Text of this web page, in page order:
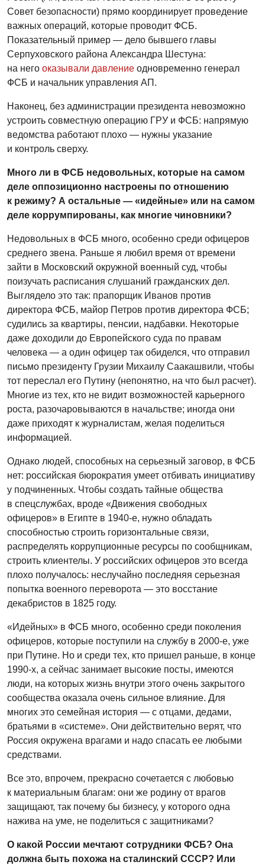
Совет безопасности) прямо координирует проведение
важных операций, которые проводит ФСБ.
Показательный пример — дело бывшего главы
Серпуховского района Александра Шестуна:
на него оказывали давление одновременно генерал
ФСБ и начальник управления АП.
Наконец, без администрации президента невозможно
устроить совместную операцию ГРУ и ФСБ: напрямую
ведомства работают плохо — нужны указание
и контроль сверху.
Много ли в ФСБ недовольных, которые на самом
деле оппозиционно настроены по отношению
к режиму? А остальные — «идейные» или на самом
деле коррумпированы, как многие чиновники?
Недовольных в ФСБ много, особенно среди офицеров
среднего звена. Раньше я любил время от времени
зайти в Московский окружной военный суд, чтобы
поизучать расписания слушаний гражданских дел.
Выглядело это так: прапорщик Иванов против
директора ФСБ, майор Петров против директора ФСБ;
судились за квартиры, пенсии, надбавки. Некоторые
даже доходили до Европейского суда по правам
человека — а один офицер так обиделся, что отправил
письмо президенту Грузии Михаилу Саакашвили, чтобы
тот переслал его Путину (непонятно, на что был расчет).
Многие из тех, кто не видит возможностей карьерного
роста, разочаровываются в начальстве; иногда они
даже приходят к журналистам, желая поделиться
информацией.
Однако людей, способных на серьезный заговор, в ФСБ
нет: российская бюрократия умеет отбивать инициативу
у подчиненных. Чтобы создать тайные общества
в спецслужбах, вроде «Движения свободных
офицеров» в Египте в 1940-е, нужно обладать
способностью строить горизонтальные связи,
распределять коррупционные ресурсы по сообщникам,
строить клиентелы. У российских офицеров это всегда
плохо получалось: неслучайно последняя серьезная
попытка военного переворота — это восстание
декабристов в 1825 году.
«Идейных» в ФСБ много, особенно среди поколения
офицеров, которые поступили на службу в 2000-е, уже
при Путине. Но и среди тех, кто пришел раньше, в конце
1990-х, а сейчас занимает высокие посты, имеются
люди, на которых жизнь внутри этого очень закрытого
сообщества оказала очень сильное влияние. Для
многих это семейная история — с отцами, дедами,
братьями в «системе». Они действительно верят, что
Россия окружена врагами и надо спасать ее любыми
средствами.
Все это, впрочем, прекрасно сочетается с любовью
к материальным благам: они же родину от врагов
защищают, так почему бы бизнесу, у которого одна
нажива на уме, не поделиться с защитниками?
О какой России мечтают сотрудники ФСБ? Она
должна быть похожа на сталинский СССР? Или